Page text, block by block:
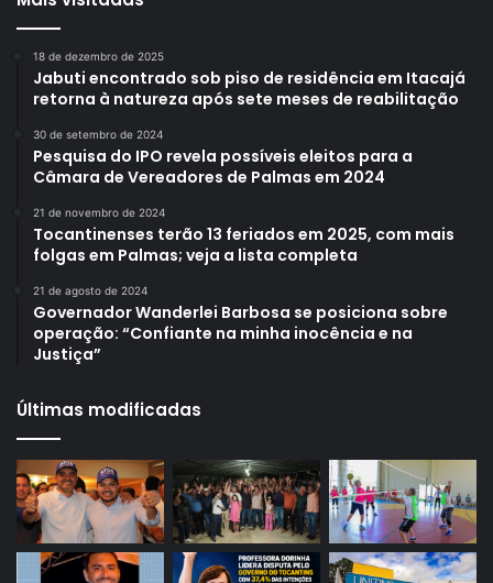
18 de dezembro de 2025
Jabuti encontrado sob piso de residência em Itacajá
retorna à natureza após sete meses de reabilitação
30 de setembro de 2024
Pesquisa do IPO revela possíveis eleitos para a
Câmara de Vereadores de Palmas em 2024
21 de novembro de 2024
Tocantinenses terão 13 feriados em 2025, com mais
folgas em Palmas; veja a lista completa
21 de agosto de 2024
Governador Wanderlei Barbosa se posiciona sobre
operação: “Confiante na minha inocência e na
Justiça”
Últimas modificadas